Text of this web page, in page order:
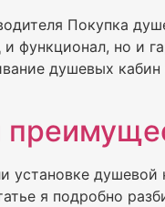
Покупка
но и
душевых
установке
я подробно